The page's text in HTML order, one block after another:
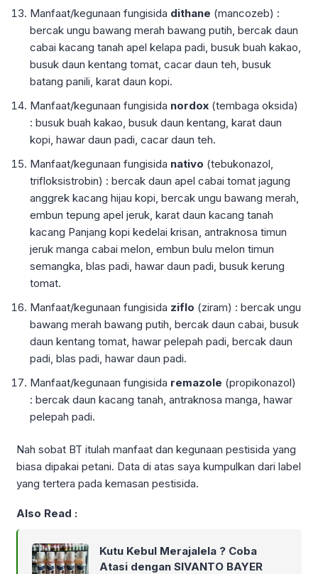
Manfaat/kegunaan fungisida dithane (mancozeb) :
bercak ungu bawang merah bawang putih, bercak daun
cabai kacang tanah apel kelapa padi, busuk buah kakao,
busuk daun kentang tomat, cacar daun teh, busuk
batang panili, karat daun kopi.
Manfaat/kegunaan fungisida nordox (tembaga oksida)
: busuk buah kakao, busuk daun kentang, karat daun
kopi, hawar daun padi, cacar daun teh.
Manfaat/kegunaan fungisida nativo (tebukonazol,
trifloksistrobin) : bercak daun apel cabai tomat jagung
anggrek kacang hijau kopi, bercak ungu bawang merah,
embun tepung apel jeruk, karat daun kacang tanah
kacang Panjang kopi kedelai krisan, antraknosa timun
jeruk manga cabai melon, embun bulu melon timun
semangka, blas padi, hawar daun padi, busuk kerung
tomat.
Manfaat/kegunaan fungisida ziflo (ziram) : bercak ungu
bawang merah bawang putih, bercak daun cabai, busuk
daun kentang tomat, hawar pelepah padi, bercak daun
padi, blas padi, hawar daun padi.
Manfaat/kegunaan fungisida remazole (propikonazol)
: bercak daun kacang tanah, antraknosa manga, hawar
pelepah padi.
Nah sobat BT itulah manfaat dan kegunaan pestisida yang
biasa dipakai petani. Data di atas saya kumpulkan dari label
yang tertera pada kemasan pestisida.
Also Read :
Kutu Kebul Merajalela ? Coba
Atasi dengan SIVANTO BAYER